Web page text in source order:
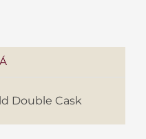
Double Cask